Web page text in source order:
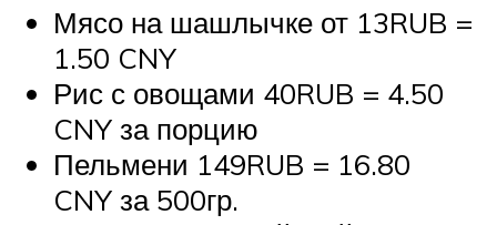
Мясо на шашлычке от 13RUB =
1.50 CNY
Рис с овощами 40RUB = 4.50
CNY за порцию
Пельмени 149RUB = 16.80
CNY за 500гр.